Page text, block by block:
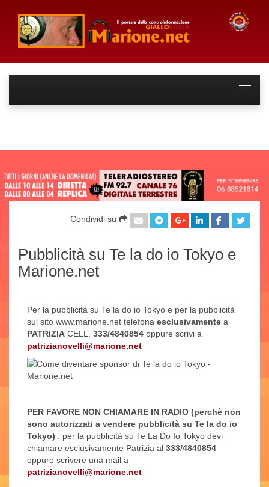
Condividi su
Pubblicità su Te la do io Tokyo e
Marione.net
Per la pubblicità su Te la do io Tokyo e per la pubblicità
sul sito www.marione.net telefona esclusivamente a
PATRIZIA CELL. 333/4840854 oppure scrivi a
patrizianovelli@marione.net
PER FAVORE NON CHIAMARE IN RADIO (perchè non
sono autorizzati a vendere pubblicità su Te la do io
Tokyo) : per la pubblicità su Te La Do Io Tokyo devi
chiamare esclusivamente Patrizia al 333/4840854
oppure scrivere una mail a
patrizianovelli@marione.net